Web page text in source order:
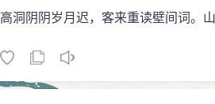
高洞阴阴岁月迟，客来重读壁间词。